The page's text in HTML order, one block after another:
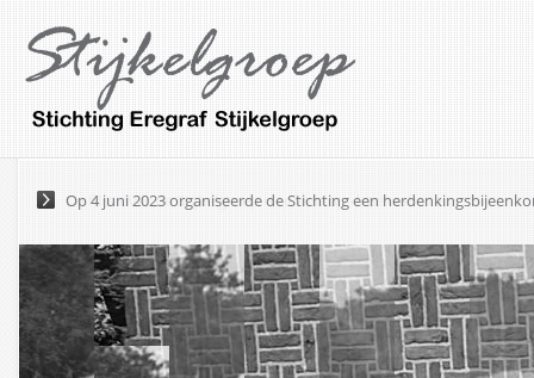
Op 4 juni 2023 organiseerde de Stichting een